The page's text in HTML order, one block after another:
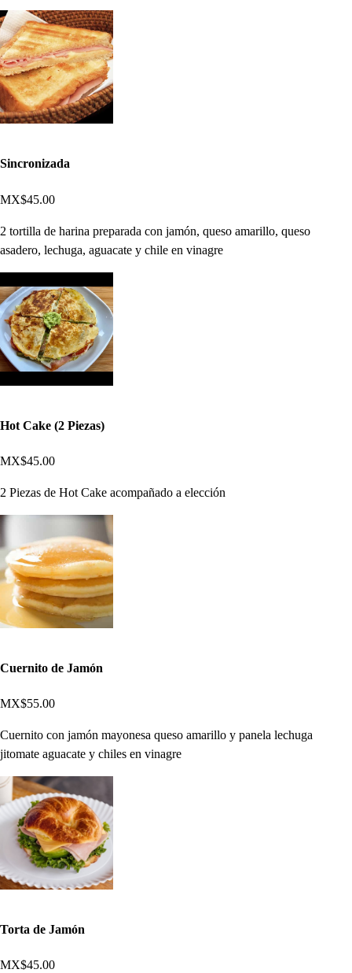
Sincronizada
MX$45.00
2 tortilla de harina preparada con jamón, queso amarillo, queso
asadero, lechuga, aguacate y chile en vinagre
Hot Cake (2 Piezas)
MX$45.00
2 Piezas de Hot Cake acompañado a elección
Cuernito de Jamón
MX$55.00
Cuernito con jamón mayonesa queso amarillo y panela lechuga
jitomate aguacate y chiles en vinagre
Torta de Jamón
MX$45.00